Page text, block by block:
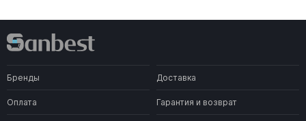
Бренды Доставка
Оплата Гарантия и возврат